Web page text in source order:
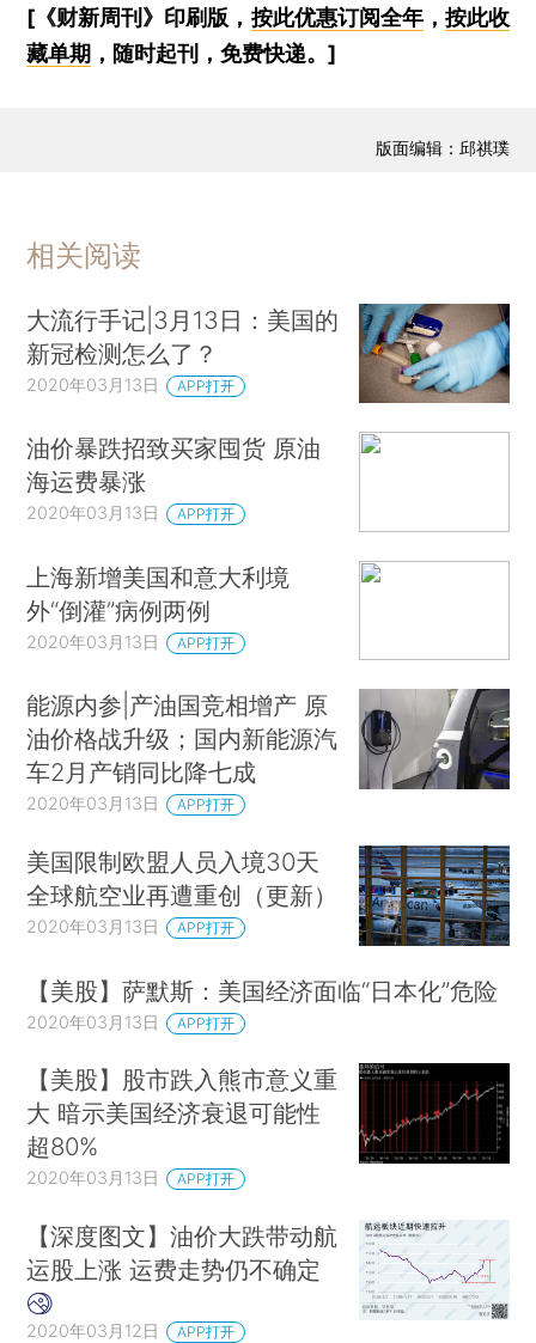
[《财新周刊》印刷版， 按此优惠订阅全年， 按此收
藏单期 ，随时起刊，免费快递。]
版面编辑：邱祺璞
相关阅读
大流行手记|3月13日：美国的
新冠检测怎么了？
2020年03月13日 APP打开
油价暴跌招致买家囤货 原油
海运费暴涨
2020年03月13日 APP打开
上海新增美国和意大利境
外“倒灌”病例两例
2020年03月13日 APP打开
能源内参|产油国竞相增产 原
油价格战升级；国内新能源汽
车2月产销同比降七成
2020年03月13日 APP打开
美国限制欧盟人员入境30天
全球航空业再遭重创（更新）
2020年03月13日 APP打开
【美股】萨默斯：美国经济面临“日本化”危险
2020年03月13日 APP打开
【美股】股市跌入熊市意义重
大 暗示美国经济衰退可能性
超80%
2020年03月13日 APP打开
【深度图文】油价大跌带动航
运股上涨 运费走势仍不确定
2020年03月12日 APP打开